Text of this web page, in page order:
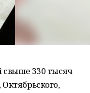
свыше 330 тысяч